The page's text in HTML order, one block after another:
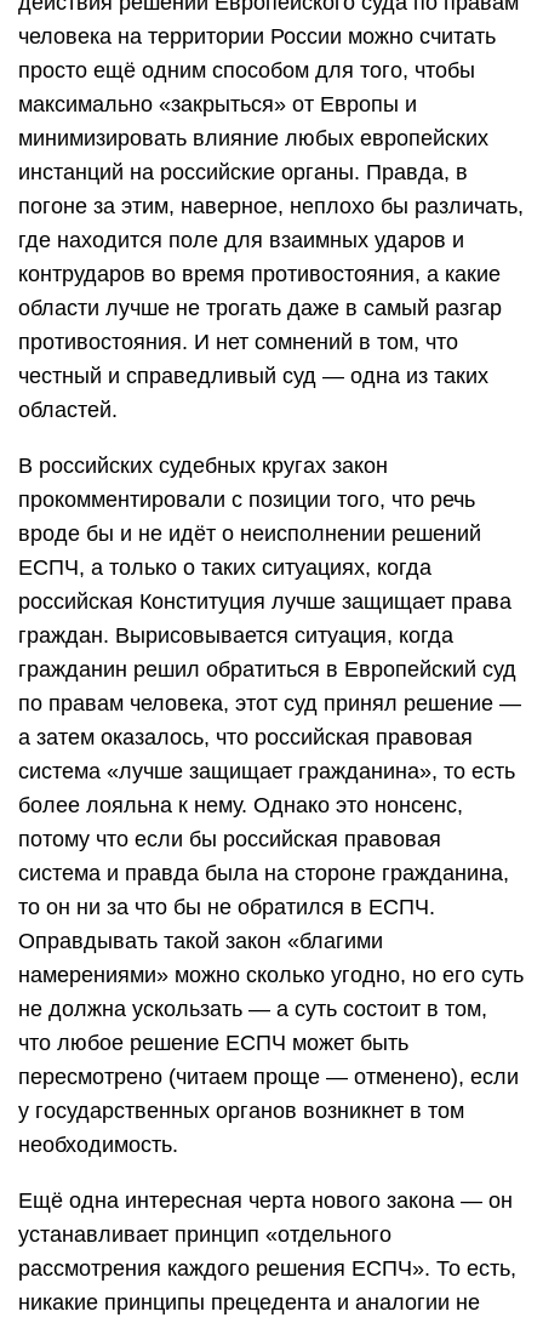
человека на территории России можно считать
просто ещё одним способом для того, чтобы
максимально «закрыться» от Европы и
минимизировать влияние любых европейских
инстанций на российские органы. Правда, в
погоне за этим, наверное, неплохо бы различать,
где находится поле для взаимных ударов и
контрударов во время противостояния, а какие
области лучше не трогать даже в самый разгар
противостояния. И нет сомнений в том, что
честный и справедливый суд — одна из таких
областей.
В российских судебных кругах закон
прокомментировали с позиции того, что речь
вроде бы и не идёт о неисполнении решений
ЕСПЧ, а только о таких ситуациях, когда
российская Конституция лучше защищает права
граждан. Вырисовывается ситуация, когда
гражданин решил обратиться в Европейский суд
по правам человека, этот суд принял решение —
а затем оказалось, что российская правовая
система «лучше защищает гражданина», то есть
более лояльна к нему. Однако это нонсенс,
потому что если бы российская правовая
система и правда была на стороне гражданина,
то он ни за что бы не обратился в ЕСПЧ.
Оправдывать такой закон «благими
намерениями» можно сколько угодно, но его суть
не должна ускользать — а суть состоит в том,
что любое решение ЕСПЧ может быть
пересмотрено (читаем проще — отменено), если
у государственных органов возникнет в том
необходимость.
Ещё одна интересная черта нового закона — он
устанавливает принцип «отдельного
рассмотрения каждого решения ЕСПЧ». То есть,
никакие принципы прецедента и аналогии не